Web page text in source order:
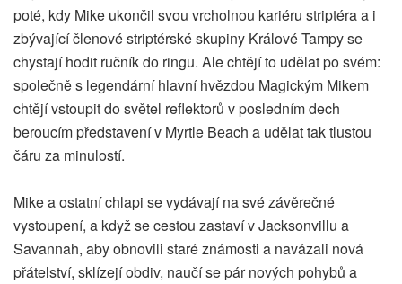
poté, kdy Mike ukončil svou vrcholnou kariéru striptéra a i
zbývající členové striptérské skupiny Králové Tampy se
chystají hodit ručník do ringu. Ale chtějí to udělat po svém:
společně s legendární hlavní hvězdou Magickým Mikem
chtějí vstoupit do světel reflektorů v posledním dech
beroucím představení v Myrtle Beach a udělat tak tlustou
čáru za minulostí.
Mike a ostatní chlapi se vydávají na své závěrečné
vystoupení, a když se cestou zastaví v Jacksonvillu a
Savannah, aby obnovili staré známosti a navázali nová
přátelství, sklízejí obdiv, naučí se pár nových pohybů a